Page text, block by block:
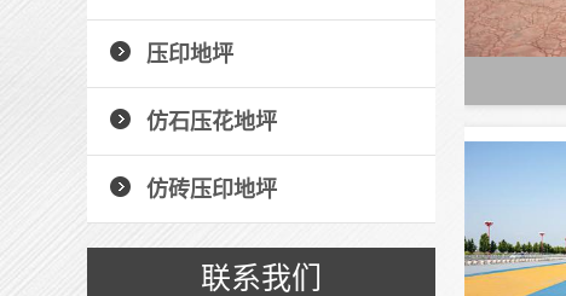
压印地坪
仿石压花地坪
仿砖压印地坪
联系我们